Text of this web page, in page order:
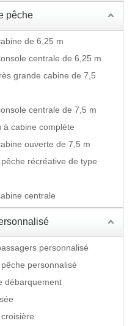
pêche
de 6,25 m
centrale de 6,25 m
grande cabine de 7,5
centrale de 7,5 m
à cabine complète
ouverte de 7,5 m
récréative de type
centrale
personnalisé
personnalisé
débarquement